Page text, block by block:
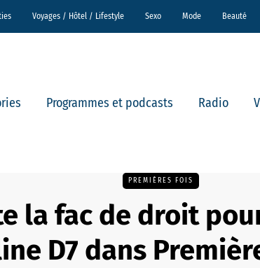
Voyages / Hôtel / Lifestyle Sexo Mode Beauté
Programmes et podcasts Radio
PREMIÈRES FOIS
la fac de droit
D7 dans